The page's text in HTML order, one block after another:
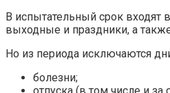
В испытательный срок входят
выходные и праздники, а
Но из периода исключаются
болезни;
отпуска (в том числе и за